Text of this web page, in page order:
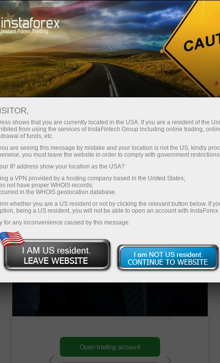
关于InstaForex
InstaForex 品牌大使 2019-2022
InstaForex 品牌大使
2019-2022
Open trading account
shows that you are currently located in the USA. If you are a resident of the
from using the services of InstaFintech Group including online trading,
of funds, etc.
are seeing this message by mistake and your location is not the US, kindly
you must leave the website in order to comply with government
IP address show your location as the USA?
a VPN provided by a hosting company based in the United States;
not have proper WHOIS records;
in the WHOIS geolocation database.
whether you are a US resident or not by clicking the relevant button below. If
being a US resident, you will not be able to open an account with InstaForex
for any inconvenience caused by this message.